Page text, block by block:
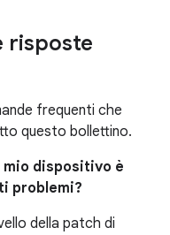
risposte
frequenti che
questo bollettino.
dispositivo è
problemi?
della patch di